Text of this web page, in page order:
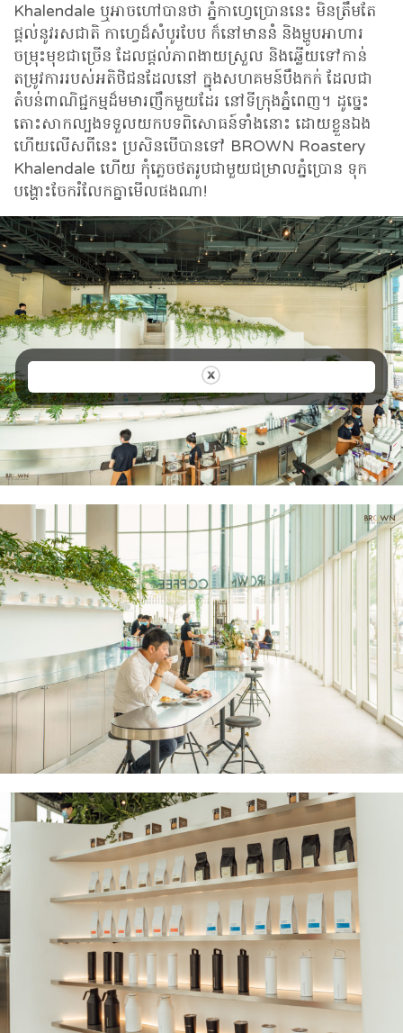
Khalendale ឬអាចហៅបានថា ភ្នំកាហ្វេប្រោននេះ មិនត្រឹមតែ
ផ្តល់នូវរសជាតិ កាហ្វេដ៏សំបូរបែប ក៏នៅមាននំ និងម្ហូបអាហារ
ចម្រុះមុខជាច្រើន ដែលផ្តល់ភាពងាយស្រួល និងឆ្លើយទៅកាន់
តម្រូវការរបស់អតិថិជនដែលនៅ ក្នុងសហគមន៍បឹងកក់ ដែលជា
តំបន់ពាណិជ្ជកម្មដ៏មមារញឹកមួយដែរ នៅទីក្រុងភ្នំពេញ។ ដូច្នេះ
តោះសាកល្បងទទួលយកបទពិសោធន៍ទាំងនោះ ដោយខ្លួនឯង
ហើយលើសពីនេះ ប្រសិនបើបានទៅ BROWN Roastery
Khalendale ហើយ កុំភ្លេចថតរូបជាមួយជម្រាលភ្នំប្រោន ទុក
បង្ហោះចែករំលែកគ្នាមើលផងណា!